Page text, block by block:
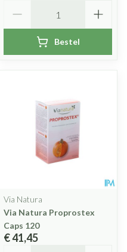
Bestel
Via Natura
Via Natura Proprostex
Caps 120
€ 41,45